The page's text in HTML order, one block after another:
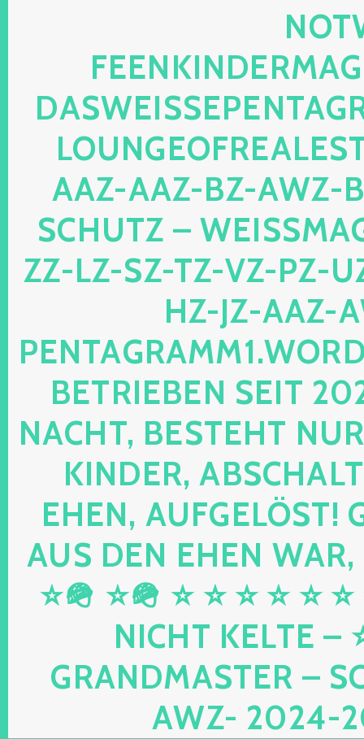
Z-AAZ-BZ-AWZ-BZ-
HUTZ –
LZ-SZ-TZ-VZ-PZ-UZ-
JZ-AAZ-
RIEBEN SEIT 2024
HT, BESTEHT NUR
DER,
N, AUFGELÖST!
DEN EHEN WAR,
⭐🪖 ⭐ ⭐ ⭐ ⭐ ⭐ ⭐
HT KELTE – ⭐⭐
DMASTER –
2024-2026